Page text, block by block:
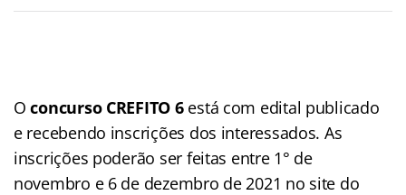
Oconcurso CREFITO 6está com edital publicado
e recebendo inscrições dos interessados. As
inscrições poderão ser feitas entre 1° de
novembro e 6 de dezembro de 2021 no site do